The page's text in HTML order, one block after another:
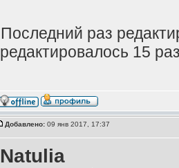
Последний раз
редактировалось 15
Добавлено:09 янв 2017, 17:37
Natulia